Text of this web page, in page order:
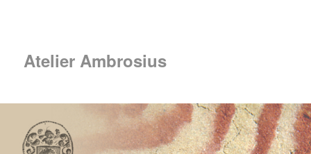
inhoudAtelier Ambrosius